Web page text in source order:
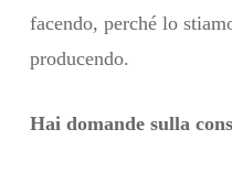
facendo, perché lo
producendo.
Hai domande sulla